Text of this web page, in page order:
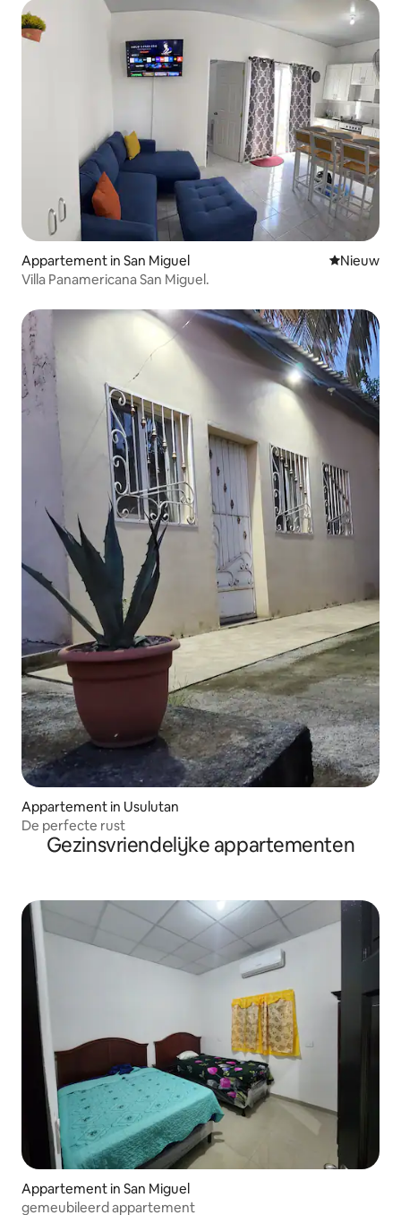
Appartement in San Miguel Nieuwe
Nieuw
Villa Panamericana San Miguel.
Appartement in Usulutan
De perfecte rust
Gezinsvriendelijke appartementen
Appartement in San Miguel
gemeubileerd appartement